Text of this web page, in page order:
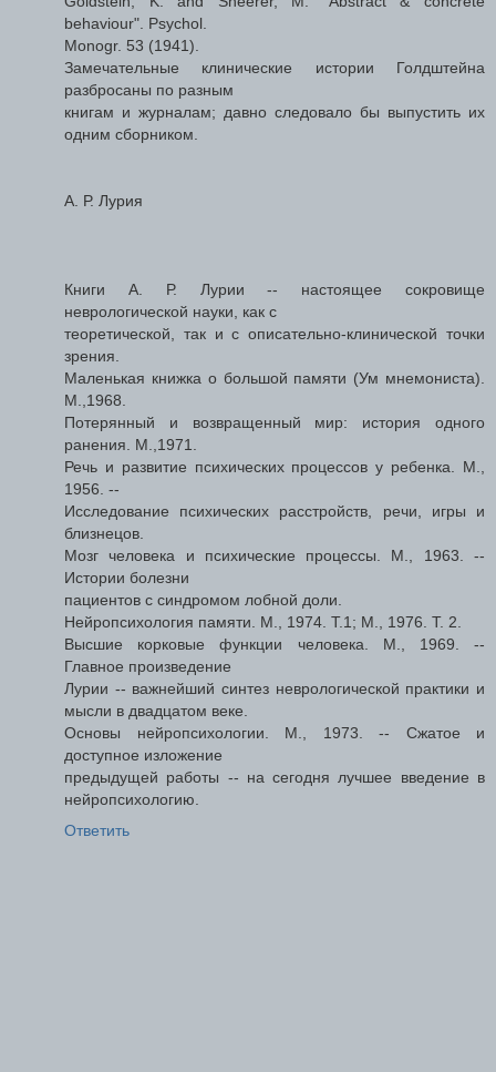
behaviour". Psychol.
Monogr. 53 (1941).
Замечательные клинические истории Голдштейна
разбросаны по разным
книгам и журналам; давно следовало бы выпустить их
одним сборником.
А. Р. Лурия
Книги А. Р. Лурии -- настоящее сокровище
неврологической науки, как с
теоретической, так и с описательно-клинической точки
зрения.
Маленькая книжка о большой памяти (Ум мнемониста).
М.,1968.
Потерянный и возвращенный мир: история одного
ранения. М.,1971.
Речь и развитие психических процессов у ребенка. М.,
1956. --
Исследование психических расстройств, речи, игры и
близнецов.
Мозг человека и психические процессы. М., 1963. --
Истории болезни
пациентов с синдромом лобной доли.
Нейропсихология памяти. М., 1974. Т.1; М., 1976. Т. 2.
Высшие корковые функции человека. М., 1969. --
Главное произведение
Лурии -- важнейший синтез неврологической практики и
мысли в двадцатом веке.
Основы нейропсихологии. М., 1973. -- Сжатое и
доступное изложение
предыдущей работы -- на сегодня лучшее введение в
нейропсихологию.
Ответить